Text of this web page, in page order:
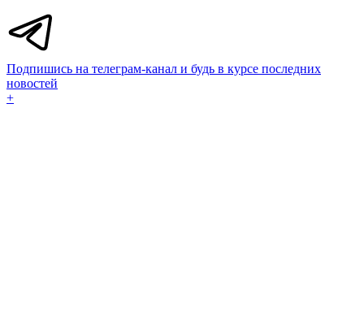
Подпишись на телеграм-канал и будь в курсе последних
новостей
+